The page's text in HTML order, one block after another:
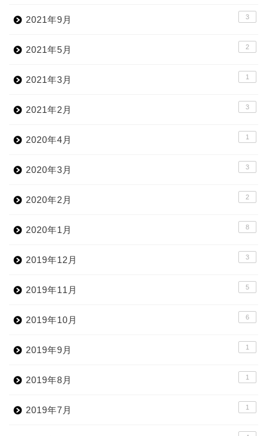
2021年9月 3
2021年5月 2
2021年3月 1
2021年2月 3
2020年4月 1
2020年3月 3
2020年2月 2
2020年1月 8
2019年12月 3
2019年11月 5
2019年10月 6
2019年9月 1
2019年8月 1
2019年7月 1